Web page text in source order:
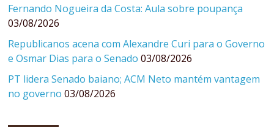
Fernando Nogueira da Costa: Aula sobre poupança
03/08/2026
Republicanos acena com Alexandre Curi para o Governo
e Osmar Dias para o Senado 03/08/2026
PT lidera Senado baiano; ACM Neto mantém vantagem
no governo 03/08/2026